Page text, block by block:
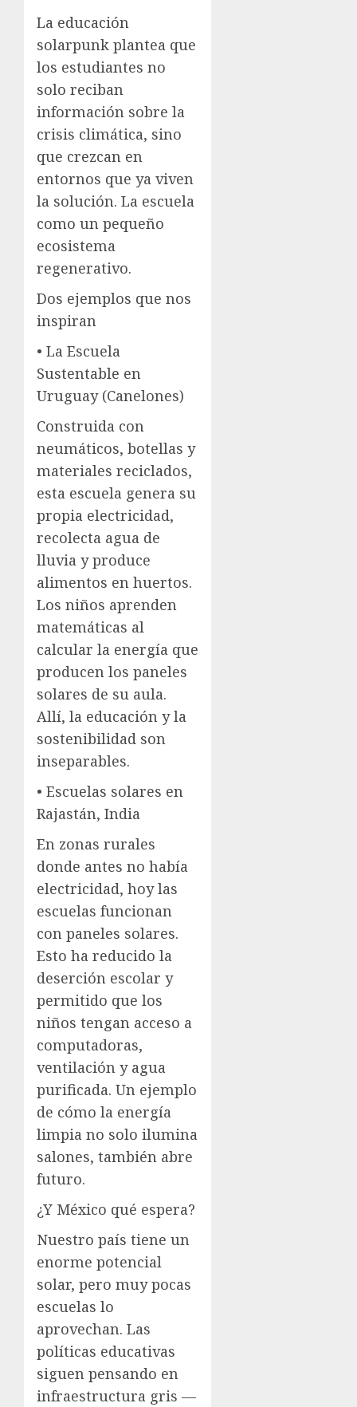
La educación
solarpunk plantea que
los estudiantes no
solo reciban
información sobre la
crisis climática, sino
que crezcan en
entornos que ya viven
la solución. La escuela
como un pequeño
ecosistema
regenerativo.
Dos ejemplos que nos
inspiran
• La Escuela
Sustentable en
Uruguay (Canelones)
Construida con
neumáticos, botellas y
materiales reciclados,
esta escuela genera su
propia electricidad,
recolecta agua de
lluvia y produce
alimentos en huertos.
Los niños aprenden
matemáticas al
calcular la energía que
producen los paneles
solares de su aula.
Allí, la educación y la
sostenibilidad son
inseparables.
• Escuelas solares en
Rajastán, India
En zonas rurales
donde antes no había
electricidad, hoy las
escuelas funcionan
con paneles solares.
Esto ha reducido la
deserción escolar y
permitido que los
niños tengan acceso a
computadoras,
ventilación y agua
purificada. Un ejemplo
de cómo la energía
limpia no solo ilumina
salones, también abre
futuro.
¿Y México qué espera?
Nuestro país tiene un
enorme potencial
solar, pero muy pocas
escuelas lo
aprovechan. Las
políticas educativas
siguen pensando en
infraestructura gris —